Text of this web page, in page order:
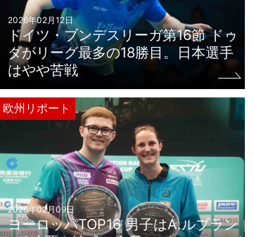
2026年02月12日
ドイツ・ブンデスリーガ第16節 ドゥ
ダがリーグ最多の18勝目。日本選手
はやや苦戦
欧州リポート
2026年02月09日
ヨーロッパTOP16 男子はA.ルブラン